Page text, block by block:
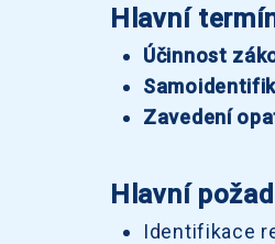
Hlavní
Účinnost
Zavedení
Hlavní
Identifikace